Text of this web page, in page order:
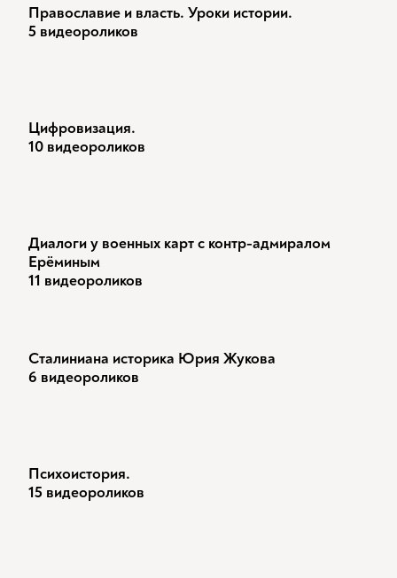
Православие и власть. Уроки истории.
5 видеороликов
Цифровизация.
10 видеороликов
Диалоги у военных карт с контр-адмиралом
Ерёминым
11 видеороликов
Сталиниана историка Юрия Жукова
6 видеороликов
Психоистория.
15 видеороликов